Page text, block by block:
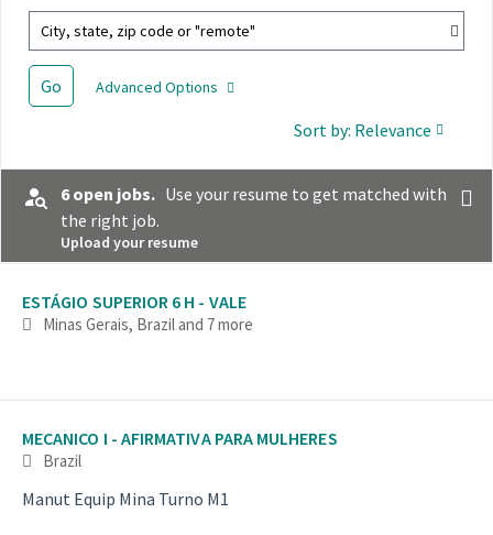
City, state, zip code or "remote"
Go Advanced Options
Sort by: Relevance
6 open jobs. Use your resume to get matched with
the right job.
Upload your resume
ESTÁGIO SUPERIOR 6 H - VALE
Minas Gerais, Braziland 7 more
MECANICO I - AFIRMATIVA PARA MULHERES
Brazil
Manut Equip Mina Turno M1